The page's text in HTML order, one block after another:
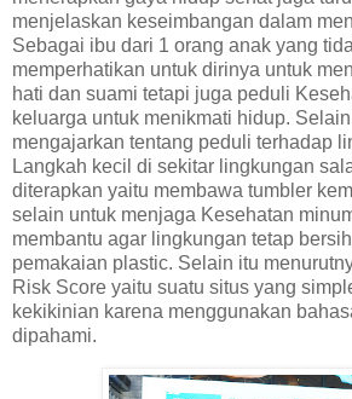
menjelaskan keseimbangan dalam
Sebagai ibu dari 1 orang anak yang
memperhatikan untuk dirinya untuk
hati dan suami tetapi juga peduli
keluarga untuk menikmati hidup.
mengajarkan tentang peduli terhadap
Langkah kecil di sekitar lingkungan
diterapkan yaitu membawa tumbler
selain untuk menjaga Kesehatan
membantu agar lingkungan tetap
pemakaian plastic. Selain itu
Risk Score yaitu suatu situs yang
kekikinian karena menggunakan
dipahami.